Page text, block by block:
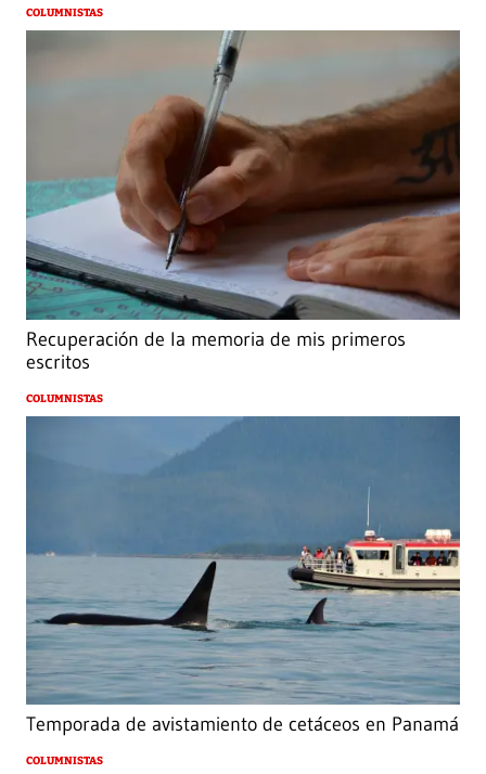
COLUMNISTAS
Recuperación de la memoria de mis primeros
escritos
COLUMNISTAS
Temporada de avistamiento de cetáceos en Panamá
COLUMNISTAS